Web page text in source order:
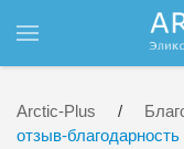
Перейти к
Arctic-Plus
отзыв-